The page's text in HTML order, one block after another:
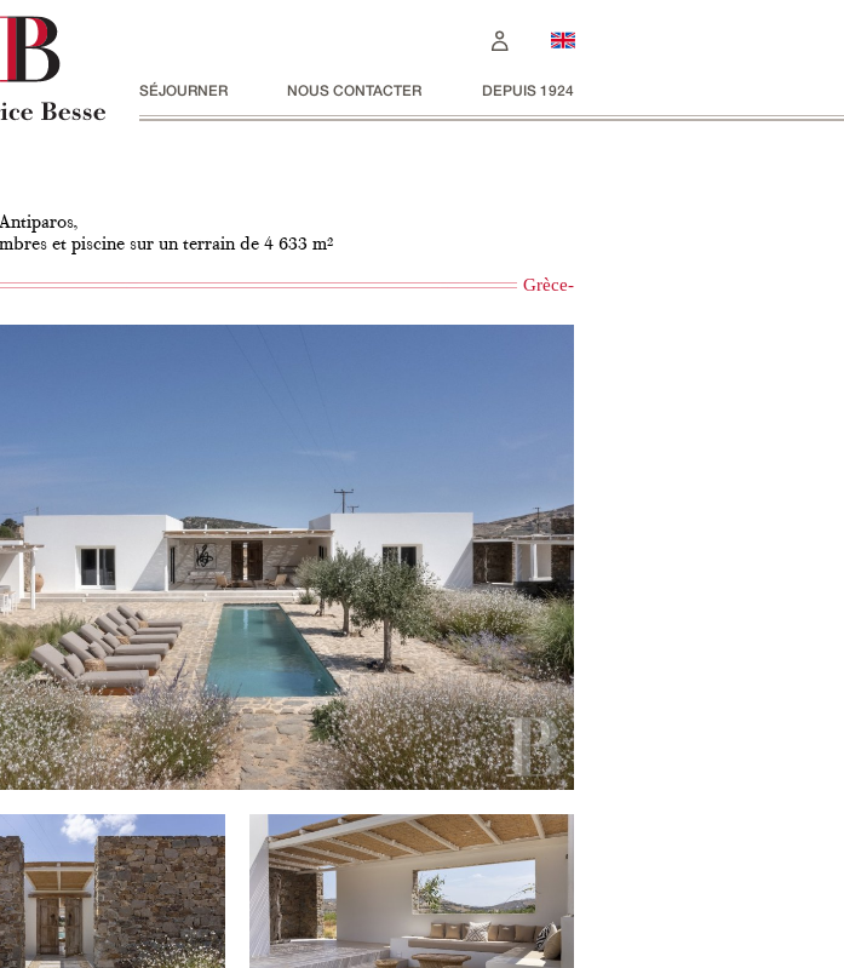
SÉJOURNER NOUS CONTACTER DEPUIS 1924
et piscine sur un terrain de 4 633 m²
Grèce-